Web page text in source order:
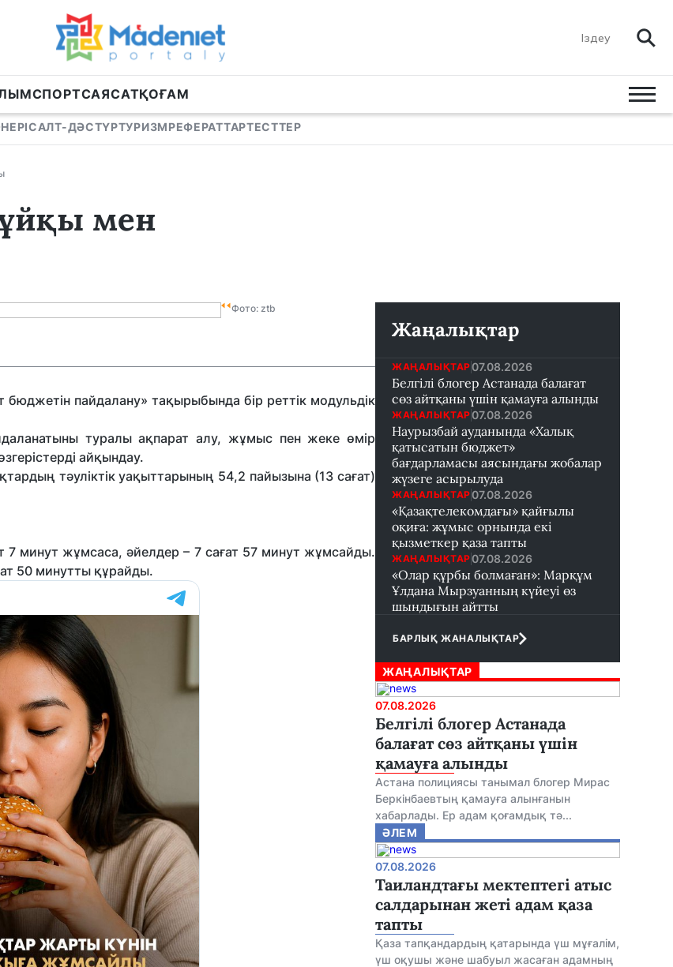
СПОРТСАЯСАТҚОҒАМ
САЛТ-ДӘСТҮРТУРИЗМРЕФЕРАТТАРТЕСТТЕР
мен
Фото: ztb
пайдалану» тақырыбында бір реттік модульдік
туралы ақпарат алу, жұмыс пен жеке өмір
айқындау.
тәуліктік уақыттарының 54,2 пайызына (13 сағат)
7 минут жұмсаса, әйелдер – 7 сағат 57 минут жұмсайды.
50 минутты құрайды.
Жаңалықтар
ЖАҢАЛЫҚТАР 07.08.2026
Белгілі блогер Астанада балағат
сөз айтқаны үшін қамауға алынды
ЖАҢАЛЫҚТАР 07.08.2026
Наурызбай ауданында «Халық
қатысатын бюджет»
бағдарламасы аясындағы жобалар
жүзеге асырылуда
ЖАҢАЛЫҚТАР 07.08.2026
«Қазақтелекомдағы» қайғылы
оқиға: жұмыс орнында екі
қызметкер қаза тапты
ЖАҢАЛЫҚТАР 07.08.2026
«Олар құрбы болмаған»: Марқұм
Ұлдана Мырзуанның күйеуі өз
шындығын айтты
БАРЛЫҚ ЖАНАЛЫҚТАР
ЖАҢАЛЫҚТАР
07.08.2026
Белгілі блогер Астанада
балағат сөз айтқаны үшін
қамауға алынды
Астана полициясы танымал блогер Мирас
Беркінбаевтың қамауға алынғанын
хабарлады. Ер адам қоғамдық тә...
ӘЛЕМ
07.08.2026
Таиландтағы мектептегі атыс
салдарынан жеті адам қаза
тапты
Қаза тапқандардың қатарында үш мұғалім,
үш оқушы және шабуыл жасаған адамның